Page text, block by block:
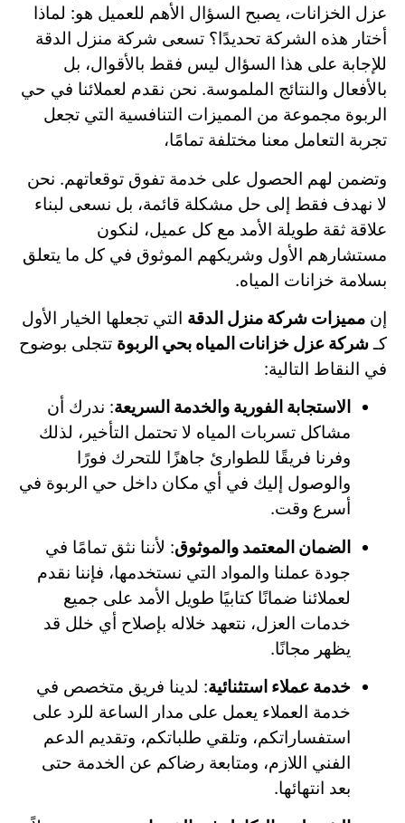
عزل الخزانات، يصبح السؤال الأهم للعميل هو: لماذا
أختار هذه الشركة تحديدًا؟ تسعى شركة منزل الدقة
للإجابة على هذا السؤال ليس فقط بالأقوال، بل
بالأفعال والنتائج الملموسة. نحن نقدم لعملائنا في حي
الربوة مجموعة من المميزات التنافسية التي تجعل
تجربة التعامل معنا مختلفة تمامًا،
وتضمن لهم الحصول على خدمة تفوق توقعاتهم. نحن
لا نهدف فقط إلى حل مشكلة قائمة، بل نسعى لبناء
علاقة ثقة طويلة الأمد مع كل عميل، لنكون
مستشارهم الأول وشريكهم الموثوق في كل ما يتعلق
بسلامة خزانات المياه.
إن مميزات شركة منزل الدقة التي تجعلها الخيار الأول
كـشركة عزل خزانات المياه بحي الربوة تتجلى بوضوح
في النقاط التالية:
الاستجابة الفورية والخدمة السريعة: ندرك أن
مشاكل تسربات المياه لا تحتمل التأخير، لذلك
وفرنا فريقًا للطوارئ جاهزًا للتحرك فورًا
والوصول إليك في أي مكان داخل حي الربوة في
أسرع وقت.
الضمان المعتمد والموثوق: لأننا نثق تمامًا في
جودة عملنا والمواد التي نستخدمها، فإننا نقدم
لعملائنا ضمانًا كتابيًا طويل الأمد على جميع
خدمات العزل، نتعهد خلاله بإصلاح أي خلل قد
يظهر مجانًا.
خدمة عملاء استثنائية: لدينا فريق متخصص في
خدمة العملاء يعمل على مدار الساعة للرد على
استفساراتكم، وتلقي طلباتكم، وتقديم الدعم
الفني اللازم، ومتابعة رضاكم عن الخدمة حتى
بعد انتهائها.